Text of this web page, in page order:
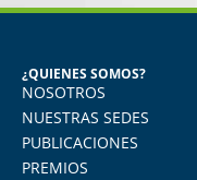
Aprendí
en mi
¿QUIENES SOMOS?
NOSOTROS
NUESTRAS SEDES
PUBLICACIONES
PREMIOS